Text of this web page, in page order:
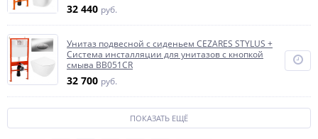
32 440 руб.
Унитаз подвесной с сиденьем CEZARES STYLUS +
Система инсталляции для унитазов с кнопкой
смыва BB051CR
32 700 руб.
ПОКАЗАТЬ ЕЩЁ